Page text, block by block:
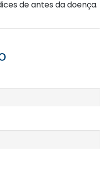
de antes da doença.